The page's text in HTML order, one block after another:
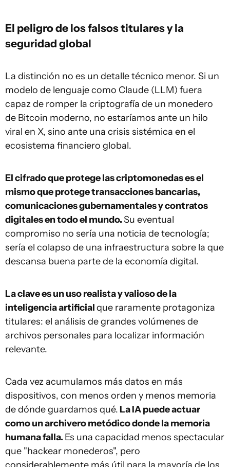
El peligro de los falsos titulares y la
seguridad global
La distinción no es un detalle técnico menor. Si un
modelo de lenguaje como Claude (LLM) fuera
capaz de romper la criptografía de un monedero
de Bitcoin moderno, no estaríamos ante un hilo
viral en X, sino ante una crisis sistémica en el
ecosistema financiero global.
El cifrado que protege las criptomonedas es el
mismo que protege transacciones bancarias,
comunicaciones gubernamentales y contratos
digitales en todo el mundo.Su eventual
compromiso no sería una noticia de tecnología;
sería el colapso de una infraestructura sobre la que
descansa buena parte de la economía digital.
La clave es un uso realista y valioso de la
inteligencia artificialque raramente protagoniza
titulares: el análisis de grandes volúmenes de
archivos personales para localizar información
relevante.
Cada vez acumulamos más datos en más
dispositivos, con menos orden y menos memoria
de dónde guardamos qué. La IA puede actuar
como un archivero metódico donde la memoria
humana falla. Es una capacidad menos spectacular
que "hackear monederos", pero